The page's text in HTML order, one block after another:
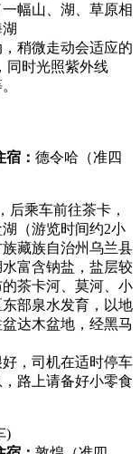
幅山、湖、草原相
稍微走动会适应的
同时光照紫外线
宿： 德令哈（准四
后乘车前往茶卡，
（游览时间约2小
藏族自治州乌兰县
富含钠盐，盐层较
茶卡河、莫河、小
部泉水发育，以地
达木盆地，经黑马
，司机在适时停车
路上请备好小零食
)